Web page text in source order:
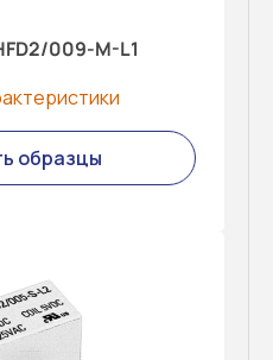
009-M-L1
образцы